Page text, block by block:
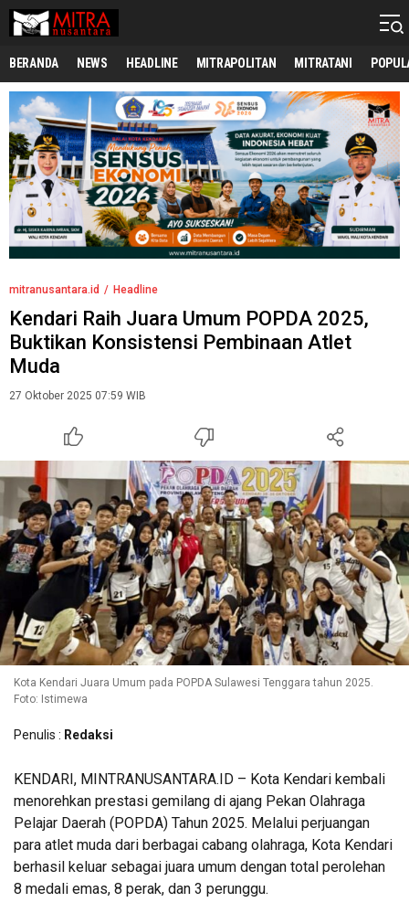
mitranusantara.id
Mitranya Masyarakat Indonesia
BERANDA NEWS HEADLINE MITRAPOLITAN MITRATANI
mitranusantara.id Headline
Kendari Raih Juara Umum POPDA 2025,
Buktikan Konsistensi Pembinaan Atlet
Muda
27 Oktober 2025 07:59 WIB
Kota Kendari Juara Umum pada POPDA Sulawesi Tenggara tahun 2025.
Foto: Istimewa
Penulis : Redaksi
KENDARI, MINTRANUSANTARA.ID – Kota Kendari kembali
menorehkan prestasi gemilang di ajang Pekan Olahraga
Pelajar Daerah (POPDA) Tahun 2025. Melalui perjuangan
para atlet muda dari berbagai cabang olahraga, Kota Kendari
berhasil keluar sebagai juara umum dengan total perolehan
8 medali emas, 8 perak, dan 3 perunggu.